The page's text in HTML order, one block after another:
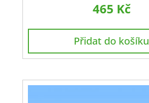
465 Kč
Přidat do košíku